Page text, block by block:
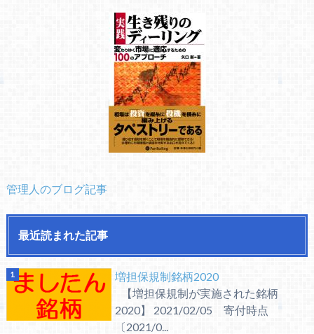
管理人のブログ記事
最近読まれた記事
増担保規制銘柄2020
【増担保規制が実施された銘柄
2020】 2021/02/05 寄付時点
〔2021/0...